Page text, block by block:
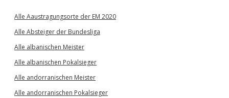
Alle Aaustragungsorte der EM 2020
Alle Absteiger der Bundesliga
Alle albanischen Meister
Alle albanischen Pokalsieger
Alle andorranischen Meister
Alle andorranischen Pokalsieger